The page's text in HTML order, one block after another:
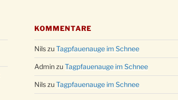
15:00
24.12.
24.12.
KOMMENTARE
Nilszu Tagpfauenauge im Schnee
Adminzu Tagpfauenauge im Schnee
Nilszu Tagpfauenauge im Schnee